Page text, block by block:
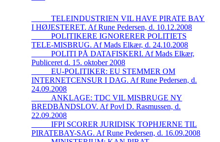
_____TELEINDUSTRIEN VIL HAVE PIRATE BAY
I HØJESTERET. Af Rune Pedersen, d. 10.12.2008
_____POLITIKERE IGNORERER POLITIETS
TELE-MISBRUG. Af Mads Elkær, d. 24.10.2008
_____POLITI PÅ DATAFISKERI. Af Mads Elkær,
Publiceret d. 15. oktober 2008
_____EU-POLITIKER: EU STEMMER OM
INTERNETCENSUR I DAG. Af Rune Pedersen, d.
24.09.2008
_____ANKLAGE: TDC VIL MISBRUGE NY
BREDBÅNDSLOV. Af Povl D. Rasmussen, d.
22.09.2008
_____IFPI SCORER JURIDISK TOPHJERNE TIL
PIRATEBAY-SAG. Af Rune Pedersen, d. 16.09.2008